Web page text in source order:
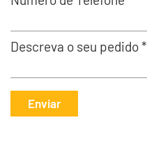
Descreva o seu pedido *
Enviar